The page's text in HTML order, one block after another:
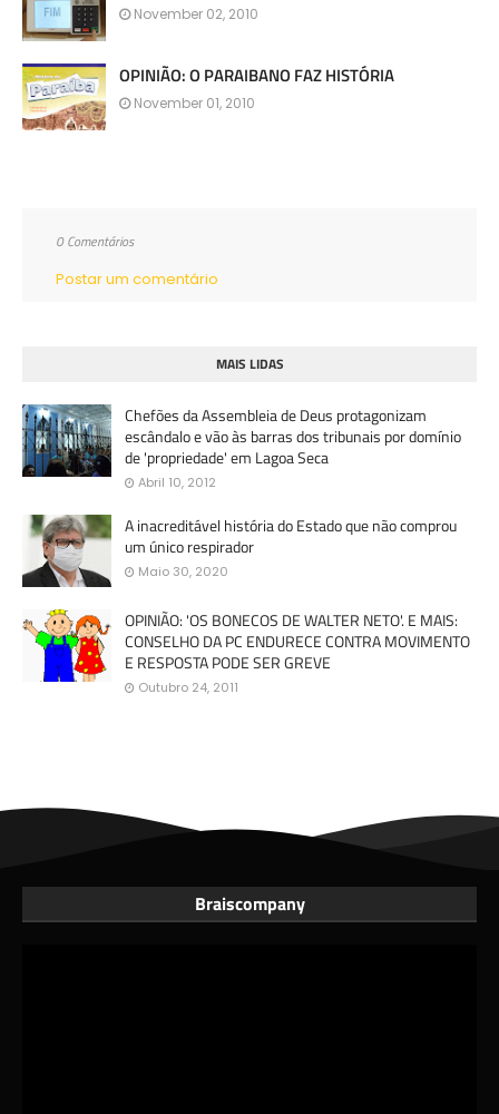
November 02, 2010
OPINIÃO: O PARAIBANO FAZ HISTÓRIA
November 01, 2010
0 Comentários
Postar um comentário
MAIS LIDAS
Chefões da Assembleia de Deus protagonizam
escândalo e vão às barras dos tribunais por domínio
de 'propriedade' em Lagoa Seca
Abril 10, 2012
A inacreditável história do Estado que não comprou
um único respirador
Maio 30, 2020
OPINIÃO: 'OS BONECOS DE WALTER NETO'. E MAIS:
CONSELHO DA PC ENDURECE CONTRA MOVIMENTO
E RESPOSTA PODE SER GREVE
Outubro 24, 2011
Braiscompany